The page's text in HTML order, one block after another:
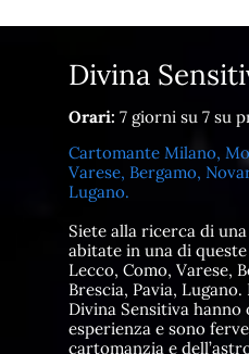
Divina
Orari: 7 giorni su 7 su
Cartomante Milano,
Varese, Bergamo,
Lugano.
Siete alla ricerca di
abitate in una di
Lecco, Como, Varese,
Brescia, Pavia,
Divina Sensitiva
esperienza e sono
cartomanzia e